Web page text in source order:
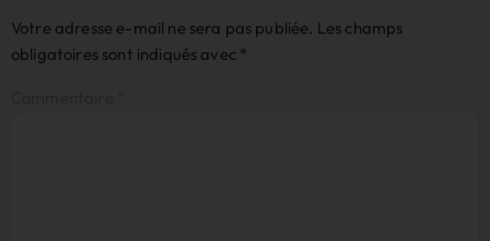
Votre adresse e-mail ne sera pas publiée. Les champs
obligatoires sont indiqués avec *